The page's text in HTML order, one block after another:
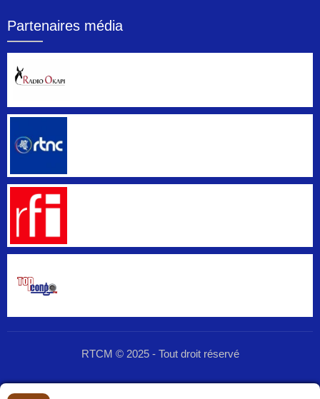
Partenaires média
RTCM © 2025 - Tout droit réservé